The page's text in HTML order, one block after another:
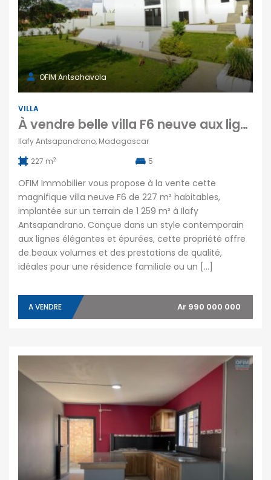
OFIM Antsahavola
VILLA
À vendre belle villa F6 neuve aux lignes contemporaines située à Ilafy Antsapandrano, Tananarive
Ilafy Antsapandrano, Madagascar
227 m2 5
OFIM Immobilier vous propose à la vente cette
magnifique villa neuve F6 de 227 m² habitables,
implantée sur un terrain de 1 259 m² à Ilafy
Antsapandrano. Conçue dans un style contemporain
aux lignes élégantes et épurées, cette propriété offre
de beaux volumes et des prestations de qualité,
idéales pour une résidence familiale ou un […]
A VENDRE Ar 990 000 000